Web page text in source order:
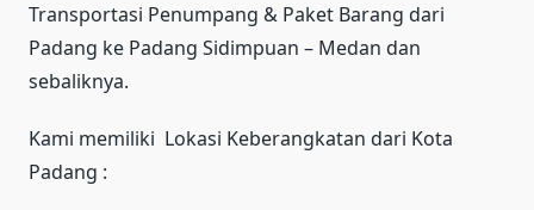
Transportasi Penumpang & Paket Barang dari
Padang ke Padang Sidimpuan – Medan dan
sebaliknya.
Kami memiliki Lokasi Keberangkatan dari Kota
Padang :